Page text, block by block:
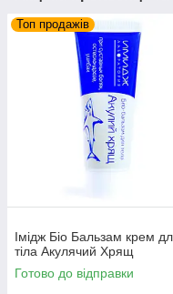
Топ продажів
Імідж Біо Бальзам крем
тіла Акулячий Хрящ
Готово до відправки